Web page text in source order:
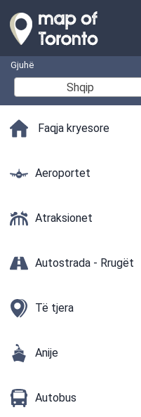
Gjuhë
Shqip
Faqja kryesore
Aeroportet
Atraksionet
Autostrada - Rrugët
Të tjera
Anije
Autobus